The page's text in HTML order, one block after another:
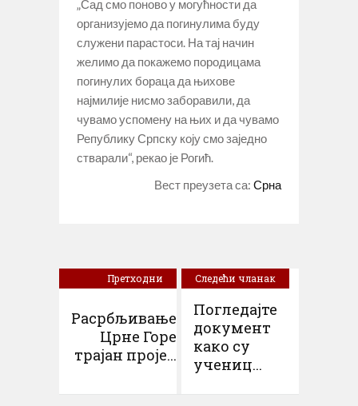
„Сад смо поново у могућности да
организујемо да погинулима буду
служени парастоси. На тај начин
желимо да покажемо породицама
погинулих бораца да њихове
најмилије нисмо заборавили, да
чувамо успомену на њих и да чувамо
Републику Српску коју смо заједно
стварали“, рекао је Рогић.
Вест преузета са: Срна
Претходни
Расрбљивање
Црне Горе
трајан проје...
Следећи чланак
Погледајте
документ
како су
учениц...